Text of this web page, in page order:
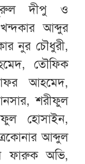
দীপু ও
আব্দুর
নুর চৌধুরী,
তৌফিক
আহমেদ,
শরীফুল
হোসাইন,
আব্দুল
ফারুক অভি,